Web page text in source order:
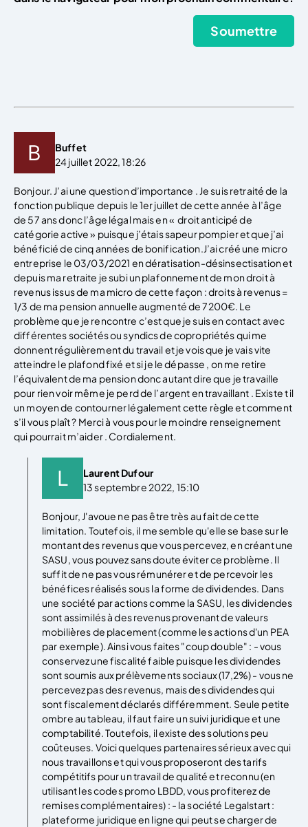
Buffet
24 juillet 2022, 18:26
Bonjour. J’ai une question d’importance . Je suis retraité de la
fonction publique depuis le 1er juillet de cette année à l’âge
de 57 ans donc l’âge légal mais en « droit anticipé de
catégorie active » puisque j’étais sapeur pompier et que j’ai
bénéficié de cinq années de bonification.J’ai créé une micro
entreprise le 03/03/2021 en dératisation-désinsectisation et
depuis ma retraite je subi un plafonnement de mon droit à
revenus issus de ma micro de cette façon : droits à revenus =
1/3 de ma pension annuelle augmenté de 7200€. Le
problème que je rencontre c’est que je suis en contact avec
différentes sociétés ou syndics de copropriétés qui me
donnent régulièrement du travail et je vois que je vais vite
atteindre le plafond fixé et si je le dépasse , on me retire
l’équivalent de ma pension donc autant dire que je travaille
pour rien voir même je perd de l’argent en travaillant . Existe t il
un moyen de contourner légalement cette règle et comment
s’il vous plaît ? Merci à vous pour le moindre renseignement
qui pourrait m’aider . Cordialement.
Laurent Dufour
13 septembre 2022, 15:10
Bonjour, J'avoue ne pas être très au fait de cette
limitation. Toutefois, il me semble qu'elle se base sur le
montant des revenus que vous percevez, en créant une
SASU, vous pouvez sans doute éviter ce problème. Il
suffit de ne pas vous rémunérer et de percevoir les
bénéfices réalisés sous la forme de dividendes. Dans
une société par actions comme la SASU, les dividendes
sont assimilés à des revenus provenant de valeurs
mobilières de placement (comme les actions d'un PEA
par exemple). Ainsi vous faites "coup double" : - vous
conservez une fiscalité faible puisque les dividendes
sont soumis aux prélèvements sociaux (17,2%) - vous ne
percevez pas des revenus, mais des dividendes qui
sont fiscalement déclarés différemment. Seule petite
ombre au tableau, il faut faire un suivi juridique et une
comptabilité. Toutefois, il existe des solutions peu
coûteuses. Voici quelques partenaires sérieux avec qui
nous travaillons et qui vous proposeront des tarifs
compétitifs pour un travail de qualité et reconnu (en
utilisant les codes promo LBDD, vous profiterez de
remises complémentaires) : - la société Legalstart :
plateforme juridique en ligne qui peut se charger de